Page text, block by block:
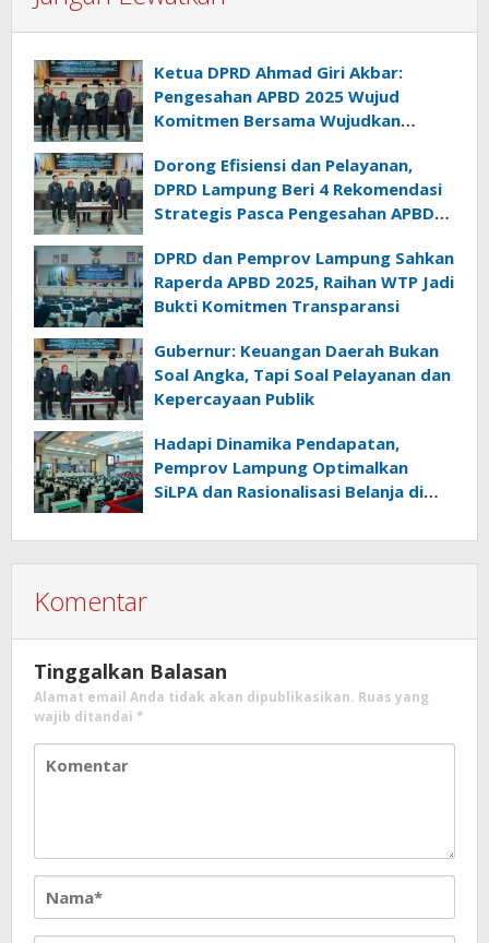
Ketua DPRD Ahmad Giri Akbar:
Pengesahan APBD 2025 Wujud
Komitmen Bersama Wujudkan
Dorong Efisiensi dan Pelayanan,
DPRD Lampung Beri 4 Rekomendasi
Strategis Pasca Pengesahan APBD
DPRD dan Pemprov Lampung Sahkan
Raperda APBD 2025, Raihan WTP Jadi
Bukti Komitmen Transparansi
Gubernur: Keuangan Daerah Bukan
Soal Angka, Tapi Soal Pelayanan dan
Kepercayaan Publik
Hadapi Dinamika Pendapatan,
Pemprov Lampung Optimalkan
SiLPA dan Rasionalisasi Belanja di
Komentar
Tinggalkan Balasan
Alamat email Anda tidak akan dipublikasikan. Ruas yang
wajib ditandai *